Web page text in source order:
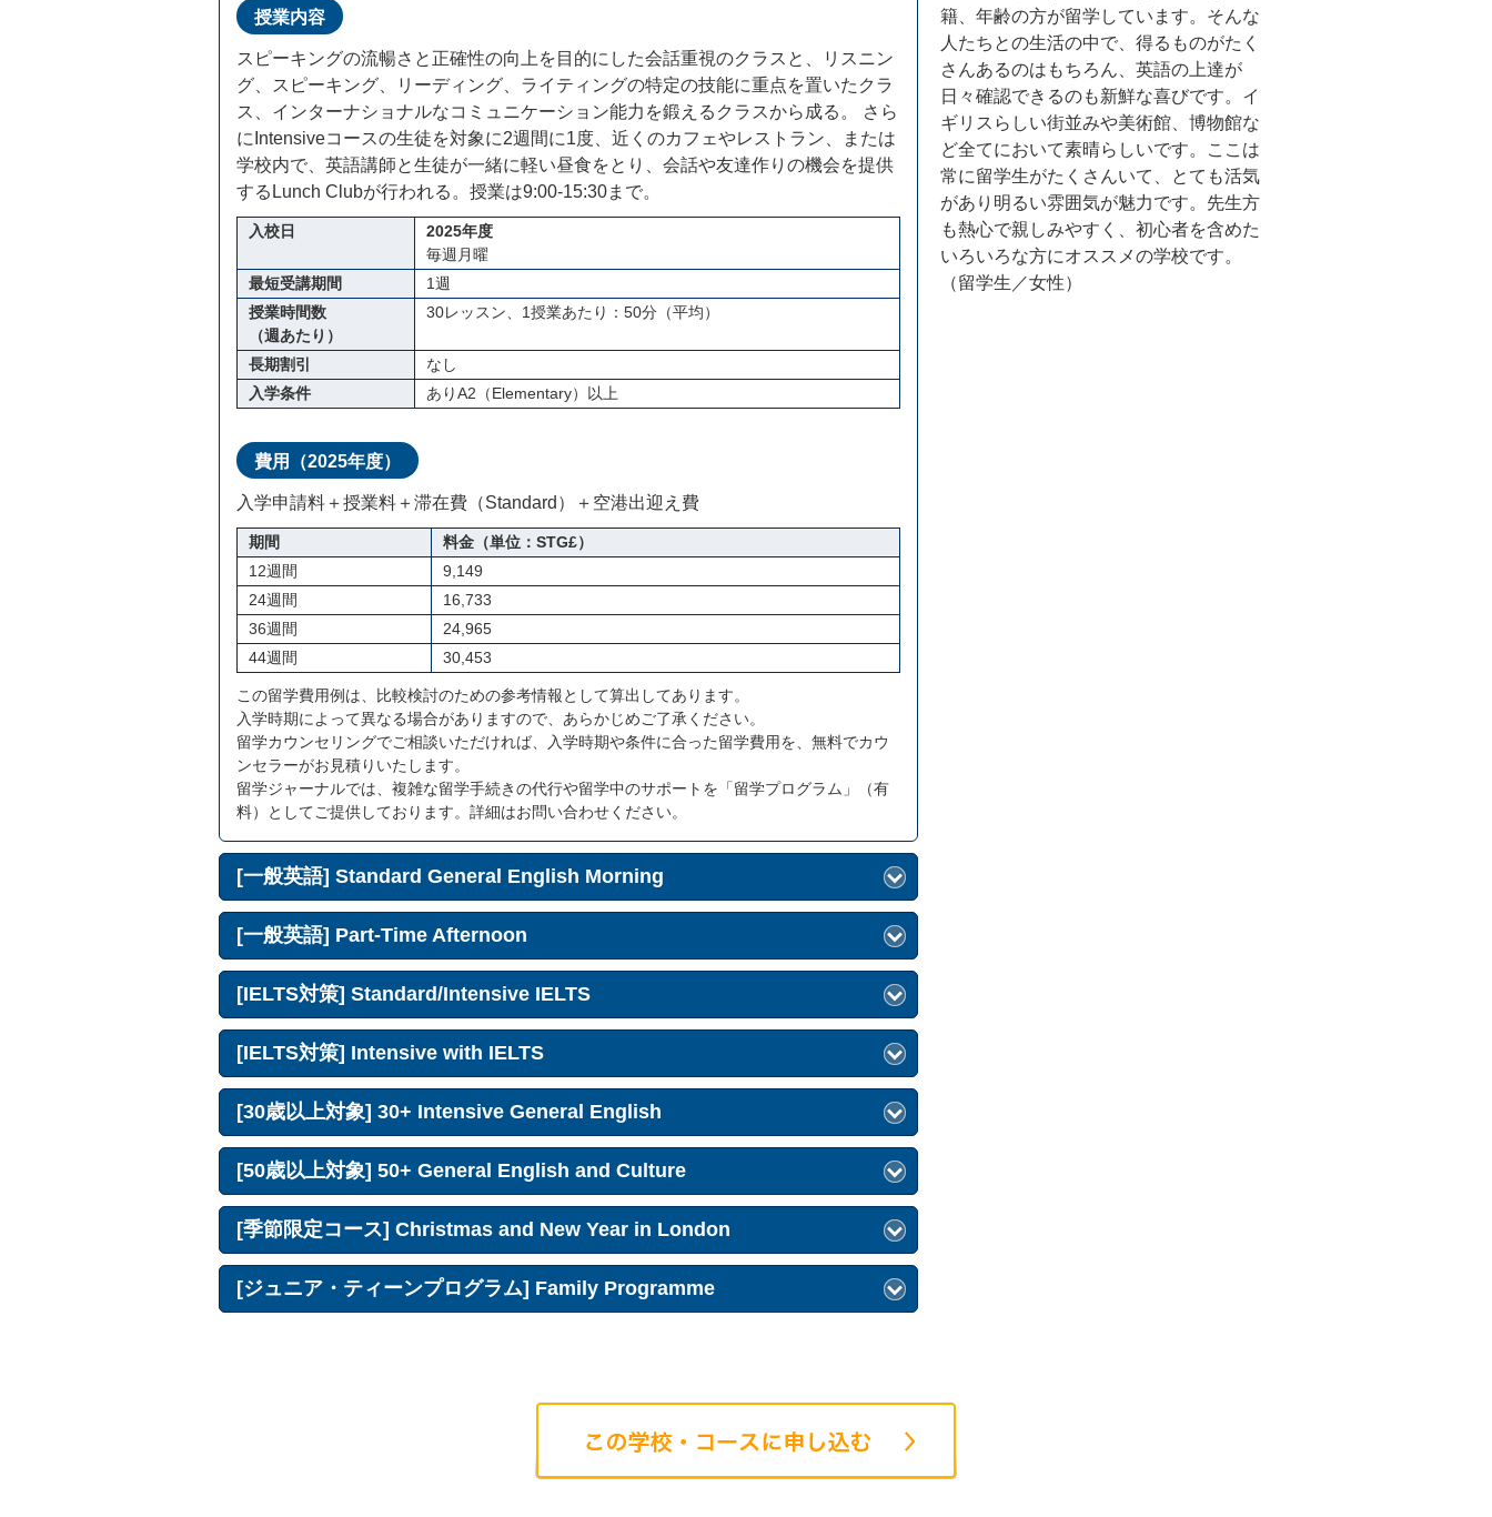
授業内容
スピーキングの流暢さと正確性の向上を目的にした会話重視のクラスと、リスニン
グ、スピーキング、リーディング、ライティングの特定の技能に重点を置いたクラ
ス、インターナショナルなコミュニケーション能力を鍛えるクラスから成る。 さら
にIntensiveコースの生徒を対象に2週間に1度、近くのカフェやレストラン、または
学校内で、英語講師と生徒が一緒に軽い昼食をとり、会話や友達作りの機会を提供
するLunch Clubが行われる。授業は9:00-15:30まで。
入校日
2025年度
毎週月曜
最短受講期間
1週
授業時間数
（週あたり）
30レッスン、1授業あたり：50分（平均）
長期割引
なし
入学条件
ありA2（Elementary）以上
費用（2025年度）
入学申請料＋授業料＋滞在費（Standard）＋空港出迎え費
期間
料金（単位：STG£）
12週間
9,149
24週間
16,733
36週間
24,965
44週間
30,453
この留学費用例は、比較検討のための参考情報として算出してあります。
入学時期によって異なる場合がありますので、あらかじめご了承ください。
留学カウンセリングでご相談いただければ、入学時期や条件に合った留学費用を、無料でカウ
ンセラーがお見積りいたします。
留学ジャーナルでは、複雑な留学手続きの代行や留学中のサポートを「留学プログラム」（有
料）としてご提供しております。詳細はお問い合わせください。
[一般英語] Standard General English Morning
[一般英語] Part-Time Afternoon
[IELTS対策] Standard/Intensive IELTS
[IELTS対策] Intensive with IELTS
[30歳以上対象] 30+ Intensive General English
[50歳以上対象] 50+ General English and Culture
[季節限定コース] Christmas and New Year in London
[ジュニア・ティーンプログラム] Family Programme
籍、年齢の方が留学しています。そんな
人たちとの生活の中で、得るものがたく
さんあるのはもちろん、英語の上達が
日々確認できるのも新鮮な喜びです。イ
ギリスらしい街並みや美術館、博物館な
ど全てにおいて素晴らしいです。ここは
常に留学生がたくさんいて、とても活気
があり明るい雰囲気が魅力です。先生方
も熱心で親しみやすく、初心者を含めた
いろいろな方にオススメの学校です。
（留学生／女性）